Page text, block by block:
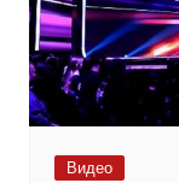
Видео